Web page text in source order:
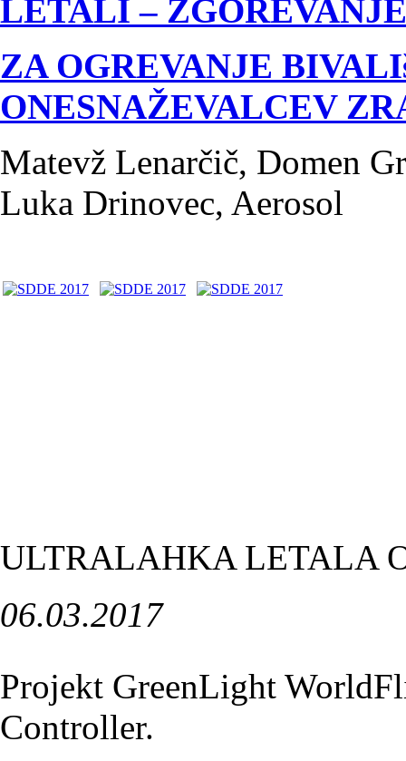
LETALI –
ZA OGREVANJE
ONESNAŽEVALCEV
Matevž Lenarčič, Domen
Luka Drinovec, Aerosol
ULTRALAHKA LETALA
06.03.2017
Projekt GreenLight
Controller.